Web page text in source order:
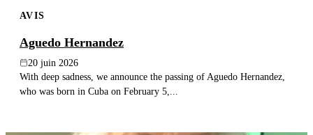
AVIS
Aguedo Hernandez
20 juin 2026
With deep sadness, we announce the passing of Aguedo Hernandez,
who was born in Cuba on February 5,...